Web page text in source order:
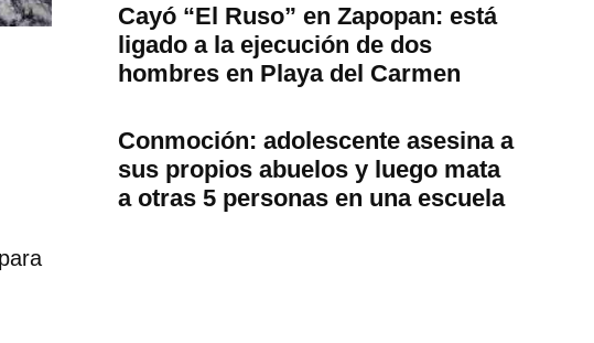
Cayó “El Ruso” en Zapopan: está
ligado a la ejecución de dos
hombres en Playa del Carmen
Conmoción: adolescente asesina a
sus propios abuelos y luego mata
a otras 5 personas en una escuela